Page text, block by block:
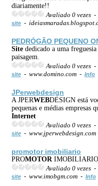
diariamente!!
Avaliado 0 vezes -
site -
PEDRÓGÃO PEQUENO
Site dedicado a uma
paisagem.
Avaliado 0 vezes -
site - www.domino.com - Info
JPerwebdesign
A JPERWEBDESIGN está
pequenas e médias empresas
Internet
Avaliado 0 vezes -
site -
promotorimobiliario
PROMOTOR IMOBILIARIO
Avaliado 0 vezes -
site - www.imobgm.com - Info